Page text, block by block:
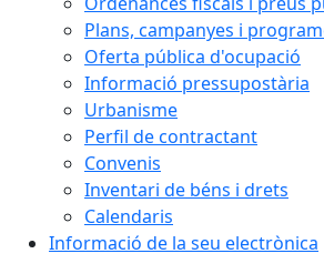
Plans, campanyes i
Oferta pública d'ocupació
Informació pressupostària
Urbanisme
Perfil de contractant
Convenis
Inventari de béns i drets
Calendaris
Informació de la seu electrònica